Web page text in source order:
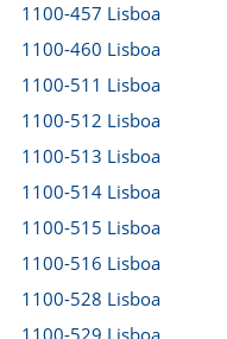
1100-457 Lisboa
1100-460 Lisboa
1100-511 Lisboa
1100-512 Lisboa
1100-513 Lisboa
1100-514 Lisboa
1100-515 Lisboa
1100-516 Lisboa
1100-528 Lisboa
1100-529 Lisboa